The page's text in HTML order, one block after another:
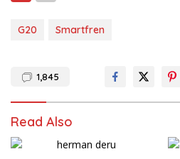
G20 Smartfren
1,845
Read Also